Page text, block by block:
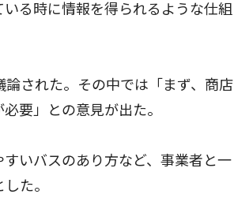
る時に情報を得られるような仕組
された。その中では「まず、商店
要」との意見が出た。
いバスのあり方など、事業者と一
た。